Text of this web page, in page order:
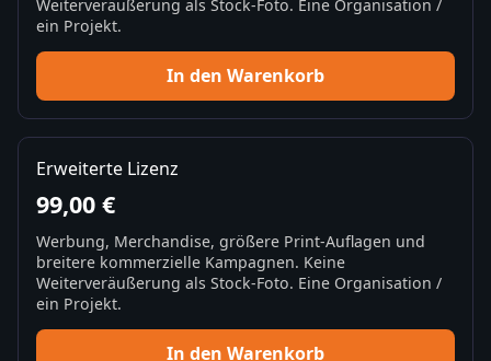
Weiterveräußerung als Stock-Foto. Eine Organisation /
ein Projekt.
In den Warenkorb
Erweiterte Lizenz
99,00 €
Werbung, Merchandise, größere Print-Auflagen und
breitere kommerzielle Kampagnen. Keine
Weiterveräußerung als Stock-Foto. Eine Organisation /
ein Projekt.
In den Warenkorb